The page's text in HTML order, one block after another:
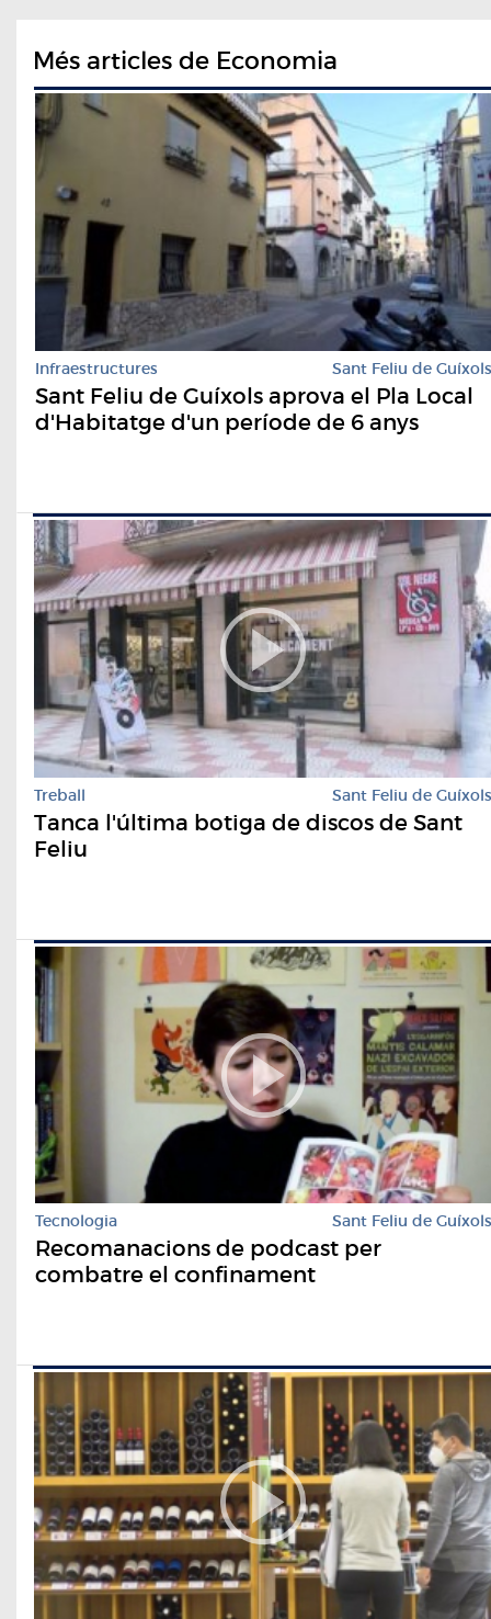
Més articles de Economia
Infraestructures Sant Feliu de Guíxols
Sant Feliu de Guíxols aprova el Pla Local
d'Habitatge d'un període de 6 anys
Treball Sant Feliu de Guíxols
Tanca l'última botiga de discos de Sant
Feliu
Tecnologia Sant Feliu de Guíxols
Recomanacions de podcast per
combatre el confinament